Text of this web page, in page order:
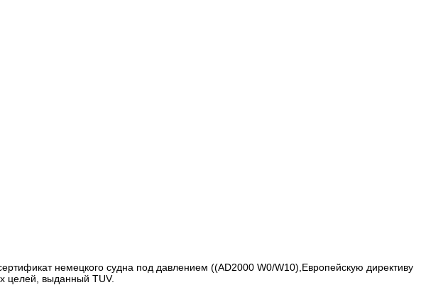
немецкого судна под давлением ((AD2000 W0/W10),Европейскую директиву
целей, выданный TUV.